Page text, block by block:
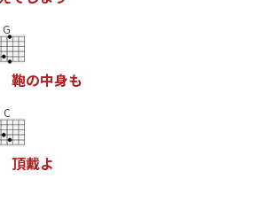
G
鞄の中身も
C
頂戴よ